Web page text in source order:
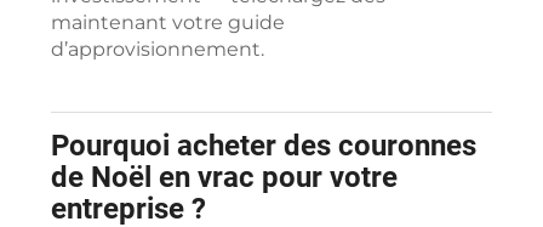
maintenant votre guide
d’approvisionnement.
Pourquoi acheter des couronnes
de Noël en vrac pour votre
entreprise ?